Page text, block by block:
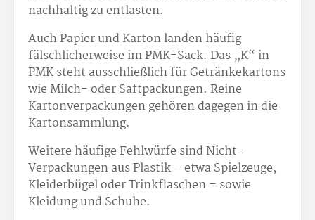
nachhaltig zu entlasten.
Auch Papier und Karton landen häufig
fälschlicherweise im PMK-Sack. Das „K“ in
PMK steht ausschließlich für Getränkekartons
wie Milch- oder Saftpackungen. Reine
Kartonverpackungen gehören dagegen in die
Kartonsammlung.
Weitere häufige Fehlwürfe sind Nicht-
Verpackungen aus Plastik – etwa Spielzeuge,
Kleiderbügel oder Trinkflaschen – sowie
Kleidung und Schuhe.